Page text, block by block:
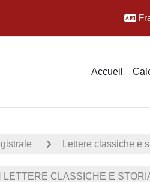
Accueil
Lettere classiche e
CLASSICHE E